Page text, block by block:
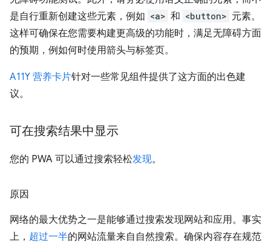
是自行重新创建这些元素，例如 <a> 和 <button> 元素。
这样可确保在您需要构建更高级的功能时，满足无障碍方面
的预期，例如何时使用箭头与标签页。
A11Y 营养卡片针对一些常见组件提供了这方面的出色建
议。
可在搜索结果中显示
您的 PWA 可以通过搜索轻松发现。
原因
网络的最大优势之一是能够通过搜索发现网站和应用。事实
上， 超过一半的网站流量来自自然搜索。确保内容存在规范